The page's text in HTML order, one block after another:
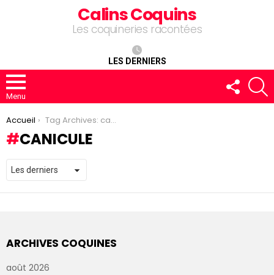
Calins Coquins
Les coquineries racontées
LES DERNIERS
Menu
FOLLOW
US
You are here:
Accueil Tag Archives: canicule
CANICULE
ARCHIVES COQUINES
août 2026